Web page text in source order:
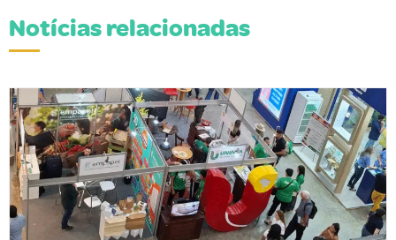
Notícias relacionadas